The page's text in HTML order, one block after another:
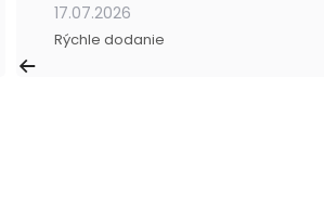
17.07.2026
Rýchle dodanie